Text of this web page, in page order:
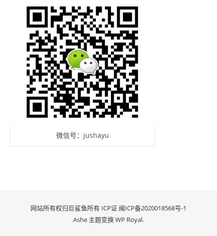
微信号：jushayu
网站所有权归巨鲨鱼所有 ICP证 闽ICP备2020018568号-1
Ashe 主题变换WP Royal.